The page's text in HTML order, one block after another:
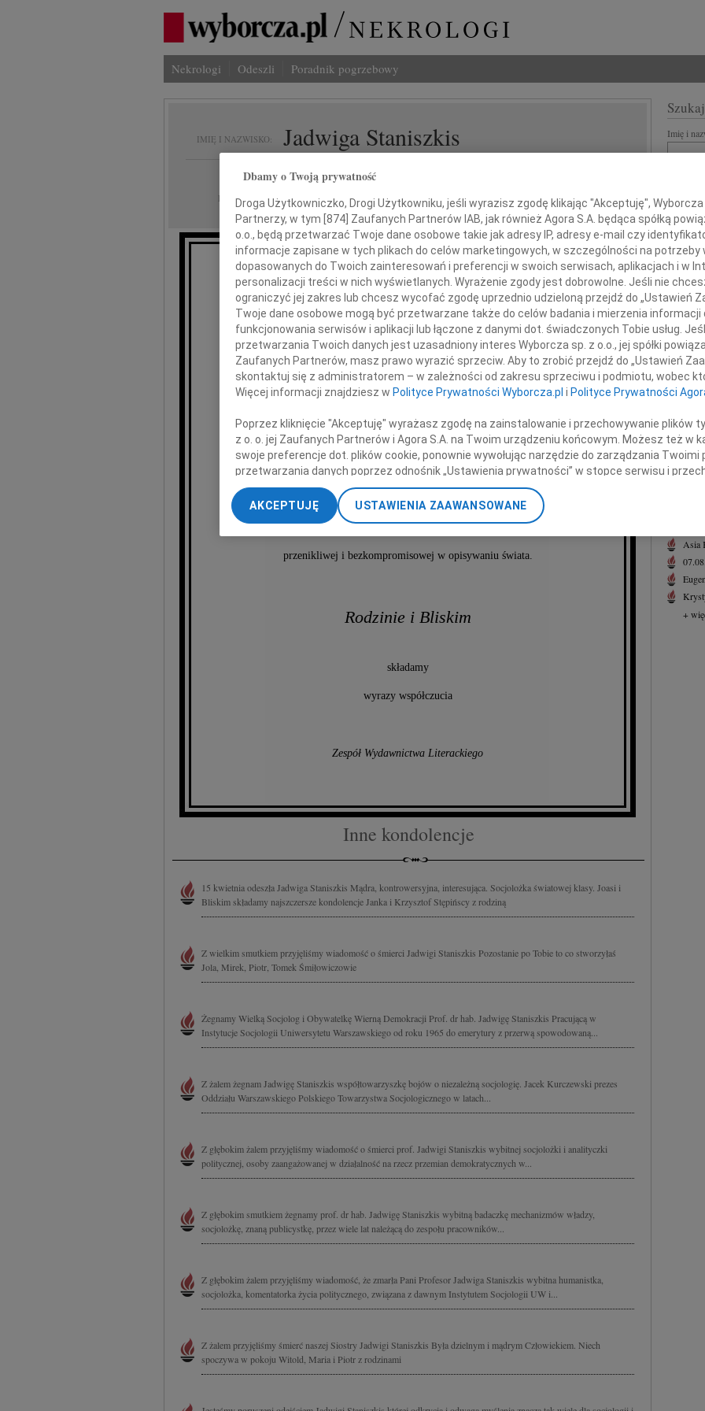
Nekrologi Odeszli Poradnik pogrzebowy
IMIĘ I NAZWISKO: Jadwiga Staniszkis
REGION: Warszawa
DATA EMISJI: 19.04.2024
Z wielkim smutkiem przyjęliśmy wiadomość o śmierci
profesor
Jadwigi Staniszkis
autorki naszej oficyny, wybitnej znawczyni socjologii polityki,
przenikliwej i bezkompromisowej w opisywaniu świata.
Rodzinie i Bliskim
składamy
wyrazy współczucia
Zespół Wydawnictwa Literackiego
Inne kondolencje
15 kwietnia odeszła Jadwiga Staniszkis Mądra, kontrowersyjna, interesująca. Socjolożka światowej klasy. Joasi i
Bliskim składamy najszczersze kondolencje Janka i Krzysztof Stępińscy z rodziną
Z wielkim smutkiem przyjęliśmy wiadomość o śmierci Jadwigi Staniszkis Pozostanie po Tobie to co stworzyłaś
Jola, Mirek, Piotr, Tomek Śmiłowiczowie
Żegnamy Wielką Socjolog i Obywatelkę Wierną Demokracji Prof. dr hab. Jadwigę Staniszkis Pracującą w
Instytucje Socjologii Uniwersytetu Warszawskiego od roku 1965 do emerytury z przerwą spowodowaną...
Z żalem żegnam Jadwigę Staniszkis współtowarzyszkę bojów o niezależną socjologię. Jacek Kurczewski prezes
Oddziału Warszawskiego Polskiego Towarzystwa Socjologicznego w latach...
Z głębokim żalem przyjęliśmy wiadomość o śmierci prof. Jadwigi Staniszkis wybitnej socjolożki i analityczki
politycznej, osoby zaangażowanej w działalność na rzecz przemian demokratycznych w...
Z głębokim smutkiem żegnamy prof. dr hab. Jadwigę Staniszkis wybitną badaczkę mechanizmów władzy,
socjolożkę, znaną publicystkę, przez wiele lat należącą do zespołu pracowników...
Z głębokim żalem przyjęliśmy wiadomość, że zmarła Pani Profesor Jadwiga Staniszkis wybitna humanistka,
socjolożka, komentatorka życia politycznego, związana z dawnym Instytutem Socjologii UW i...
Z żalem przyjęliśmy śmierć naszej Siostry Jadwigi Staniszkis Była dzielnym i mądrym Człowiekiem. Niech
spoczywa w pokoju Witold, Maria i Piotr z rodzinami
Imię i
INNE
Z
W
+
Asia
+
Dbamy o Twoją prywatność
Droga Użytkowniczko, Drogi Użytkowniku, jeśli wyrazisz zgodę klikając "Akceptuję",
Partnerzy, w tym [ 874 ] Zaufanych Partnerów IAB, jak również Agora S.A. będąca spółką
o.o., będą przetwarzać Twoje dane osobowe takie jak adresy IP, adresy e-mail czy
informacje zapisane w tych plikach do celów marketingowych, w szczególności na potrzeby
dopasowanych do Twoich zainteresowań i preferencji w swoich serwisach, aplikacjach i w
personalizacji treści w nich wyświetlanych. Wyrażenie zgody jest dobrowolne. Jeśli nie
ograniczyć jej zakres lub chcesz wycofać zgodę uprzednio udzieloną przejdź do „Ustawień
Twoje dane osobowe mogą być przetwarzane także do celów badania i mierzenia
funkcjonowania serwisów i aplikacji lub łączone z danymi dot. świadczonych Tobie usług.
przetwarzania Twoich danych jest uzasadniony interes Wyborcza sp. z o.o., jej spółki
Zaufanych Partnerów, masz prawo wyrazić sprzeciw. Aby to zrobić przejdź do „Ustawień
skontaktuj się z administratorem – w zależności od zakresu sprzeciwu i podmiotu, wobec
Więcej informacji znajdziesz w Polityce Prywatności Wyborcza.pl i Polityce Prywatności
Poprzez kliknięcie "Akceptuję" wyrażasz zgodę na zainstalowanie i przechowywanie plików
z o. o. jej Zaufanych Partnerów i Agora S.A. na Twoim urządzeniu końcowym. Możesz też w
swoje preferencje dot. plików cookie, ponownie wywołując narzędzie do zarządzania Twoimi
przetwarzania danych poprzez odnośnik „Ustawienia prywatności” w stopce serwisu i
„Ustawienia zaawansowane”. Zmiana ustawień plików cookie możliwa jest także za pomocą
My, nasi Zaufani Partnerzy i Agora S.A. możemy przetwarzać dane osobowe w
dokładnych danych geolokalizacyjnych. Aktywne skanowanie charakterystyki urządzenia do
Przechowywanie informacji na urządzeniu lub dostęp do nich. Spersonalizowane reklamy i
treści, badnie odbiorców i ulepszanie usług.Lista Zaufanych Partnerów
USTAWIENIA ZAAWANSOWANE
AKCEPTUJĘ